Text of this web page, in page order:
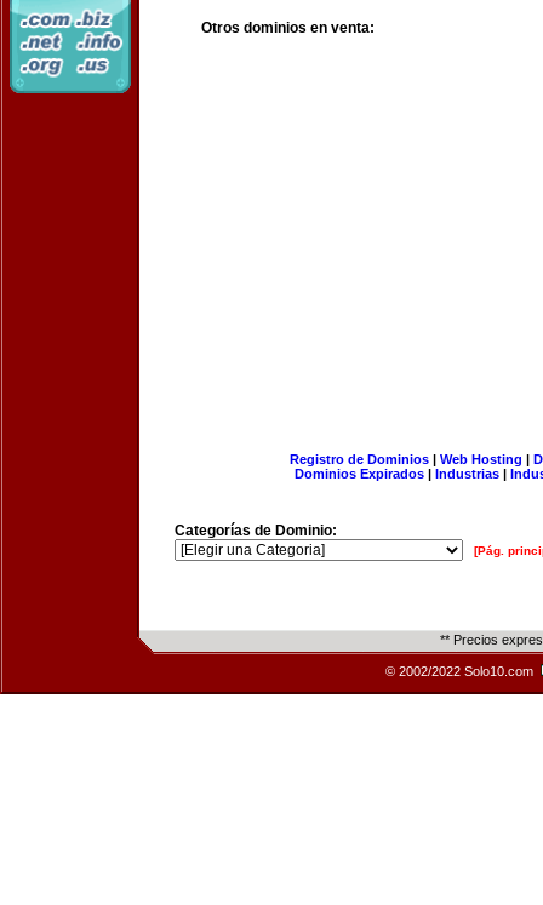
Otros dominios en venta:
Registro de Dominios| Web Hosting |
Dominios Expirados | Industrias |
Categorías de Dominio:
[Pág.
** Precios
© 2002/2022 Solo10.com